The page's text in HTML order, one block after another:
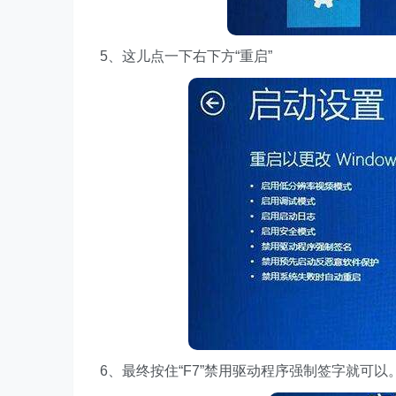
5、这儿点一下右下方“重启”
6、最终按住“F7”禁用驱动程序强制签字就可以